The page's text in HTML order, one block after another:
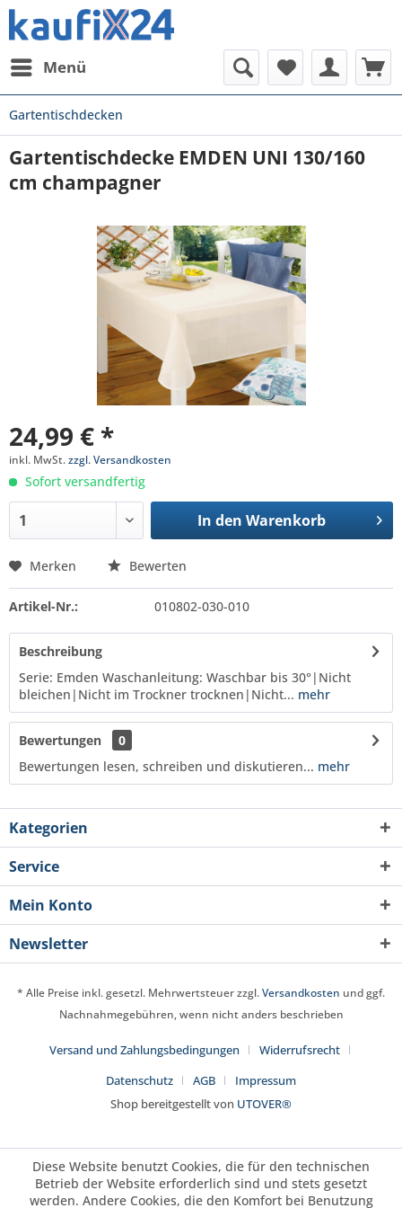
Menü
Gartentischdecken
Gartentischdecke EMDEN UNI 130/160
cm champagner
24,99 € *
inkl. MwSt.zzgl. Versandkosten
Sofort versandfertig
In den Warenkorb
Merken Bewerten
Artikel-Nr.: 010802-030-010
Beschreibung
Serie: Emden Waschanleitung: Waschbar bis 30°|Nicht
bleichen|Nicht im Trockner trocknen|Nicht... mehr
Bewertungen
0
Bewertungen lesen, schreiben und diskutieren... mehr
Kategorien
Service
Mein Konto
Newsletter
* Alle Preise inkl. gesetzl. Mehrwertsteuer zzgl.Versandkosten und ggf.
Nachnahmegebühren, wenn nicht anders beschrieben
Versand und Zahlungsbedingungen
Widerrufsrecht
Datenschutz
AGB
Impressum
Shop bereitgestellt von UTOVER®
Diese Website benutzt Cookies, die für den technischen
Betrieb der Website erforderlich sind und stets gesetzt
werden. Andere Cookies, die den Komfort bei Benutzung